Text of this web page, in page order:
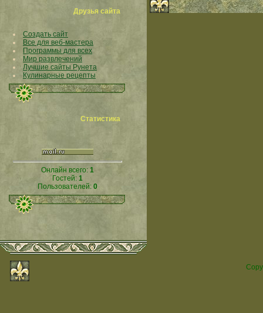
Друзья сайта
Создать сайт
Все для веб-мастера
Программы для всех
Мир развлечений
Лучшие сайты Рунета
Кулинарные рецепты
Статистика
Онлайн всего: 1
Гостей: 1
Пользователей: 0